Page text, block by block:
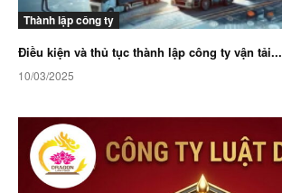
Thành lập công ty
Điều kiện và thủ tục thành lập công ty vận tải...
10/03/2025